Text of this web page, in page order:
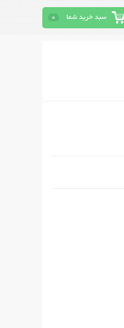
سبد خرید شما 0